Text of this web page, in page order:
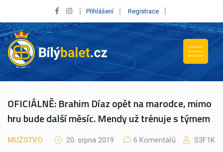
Přihlášení Registrace
OFICIÁLNĚ: Brahim Díaz opět na marodce, mimo
hru bude další měsíc. Mendy už trénuje s týmem
MUŽSTVO 20. srpna 2019 6 Komentářů S3F1K